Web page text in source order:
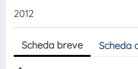
2012
Scheda breve Scheda